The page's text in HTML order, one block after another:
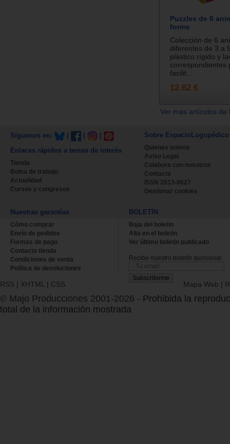
Puzzles de 6
forms
Colección de 6
diferentes de 3 a
plástico rígido y
correspondientes
facilit...
12.62 €
Ver más artículos
Síguenos en:
Enlaces rápidos a temas de interés
Tienda
Bolsa de trabajo
Actualidad
Cursos y congresos
Sobre EspacioLogopédico
Quienes somos
Aviso Legal
Colabora con nosotros
Contacta
ISSN 2013-0627
Gestionar cookies
Nuestras garantías
Cómo comprar
Envío de pedidos
Formas de pago
Contacto tienda
Condiciones de venta
Política de devoluciones
BOLETÍN
Baja del boletin
Alta en el boletin
Ver último boletin publicado
Recibe nuestro boletín quincenal.
RSS | XHTML | CSS Mapa Web |
© Majo Producciones 2001-2026 - Prohibida la
total de la información mostrada